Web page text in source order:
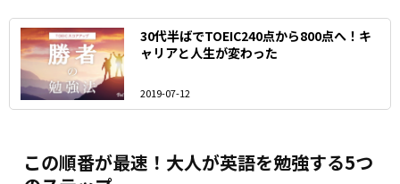
30代半ばでTOEIC240点から800点へ！キ
ャリアと人生が変わった
2019-07-12
この順番が最速！大人が英語を勉強する5つ